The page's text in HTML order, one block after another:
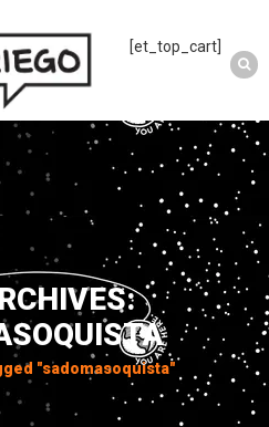
[et_top_cart]
"sadomasoquista"